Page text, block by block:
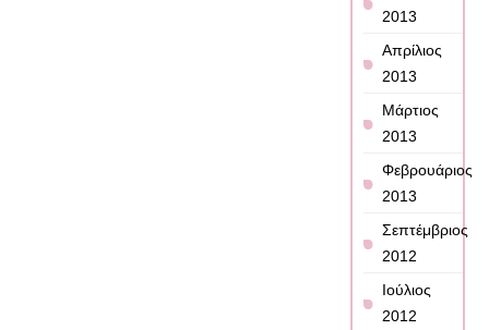
2013
Απρίλιος
2013
Μάρτιος
2013
Φεβρουάριος
2013
Σεπτέμβριος
2012
Ιούλιος
2012